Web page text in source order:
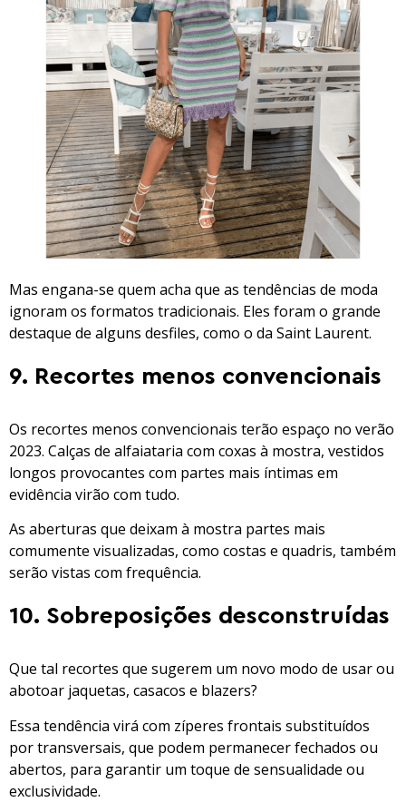
Mas engana-se quem acha que as tendências de moda
ignoram os formatos tradicionais. Eles foram o grande
destaque de alguns desfiles, como o da Saint Laurent.
9. Recortes menos convencionais
Os recortes menos convencionais terão espaço no verão
2023. Calças de alfaiataria com coxas à mostra, vestidos
longos provocantes com partes mais íntimas em
evidência virão com tudo.
As aberturas que deixam à mostra partes mais
comumente visualizadas, como costas e quadris, também
serão vistas com frequência.
10. Sobreposições desconstruídas
Que tal recortes que sugerem um novo modo de usar ou
abotoar jaquetas, casacos e blazers?
Essa tendência virá com zíperes frontais substituídos
por transversais, que podem permanecer fechados ou
abertos, para garantir um toque de sensualidade ou
exclusividade.